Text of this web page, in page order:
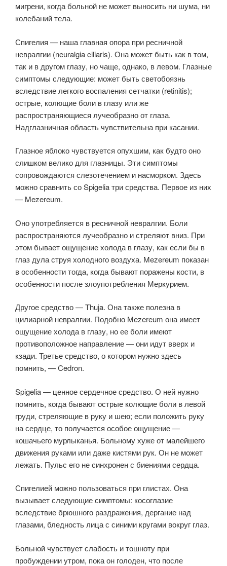
мигрени, когда больной не может выносить ни шума, ни
колебаний тела.
Спигелия — наша главная опора при ресничной
невралгии (neuralgia ciliaris). Она может быть как в том,
так и в другом глазу, но чаще, однако, в левом. Глазные
симптомы следующие: может быть светобоязнь
вследствие легкого воспаления сетчатки (retinitis);
острые, колющие боли в глазу или же
распространяющиеся лучеобразно от глаза.
Надглазничная область чувствительна при касании.
Глазное яблоко чувствуется опухшим, как будто оно
слишком велико для глазницы. Эти симптомы
сопровождаются слезотечением и насморком. Здесь
можно сравнить со Spigelia три средства. Первое из них
— Mezereum.
Оно употребляется в ресничной невралгии. Боли
распространяются лучеобразно и стреляют вниз. При
этом бывает ощущение холода в глазу, как если бы в
глаз дула струя холодного воздуха. Mezereum показан
в особенности тогда, когда бывают поражены кости, в
особенности после злоупотребления Меркурием.
Другое средство — Thuja. Она также полезна в
цилиарной невралгии. Подобно Mezereum она имеет
ощущение холода в глазу, но ее боли имеют
противоположное направление — они идут вверх и
кзади. Третье средство, о котором нужно здесь
помнить, — Cedron.
Spigelia — ценное сердечное средство. О ней нужно
помнить, когда бывают острые колющие боли в левой
груди, стреляющие в руку и шею; если положить руку
на сердце, то получается особое ощущение —
кошачьего мурлыканья. Больному хуже от малейшего
движения руками или даже кистями рук. Он не может
лежать. Пульс его не синхронен с биениями сердца.
Спигелией можно пользоваться при глистах. Она
вызывает следующие симптомы: косоглазие
вследствие брюшного раздражения, дергание над
глазами, бледность лица с синими кругами вокруг глаз.
Больной чувствует слабость и тошноту при
пробуждении утром, пока он голоден, что после